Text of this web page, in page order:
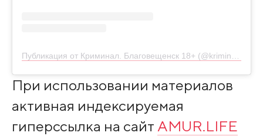
Публикация от Криминал. Благовещенск 18+ (@kriminal.blg)
При использовании материалов
активная индексируемая
гиперссылка на сайт AMUR.LIFE